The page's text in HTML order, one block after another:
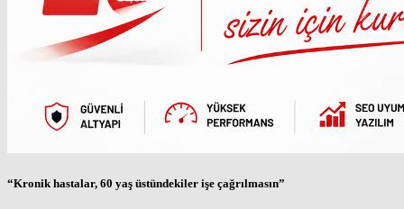
“Kronik hastalar, 60 yaş üstündekiler işe çağrılmasın”